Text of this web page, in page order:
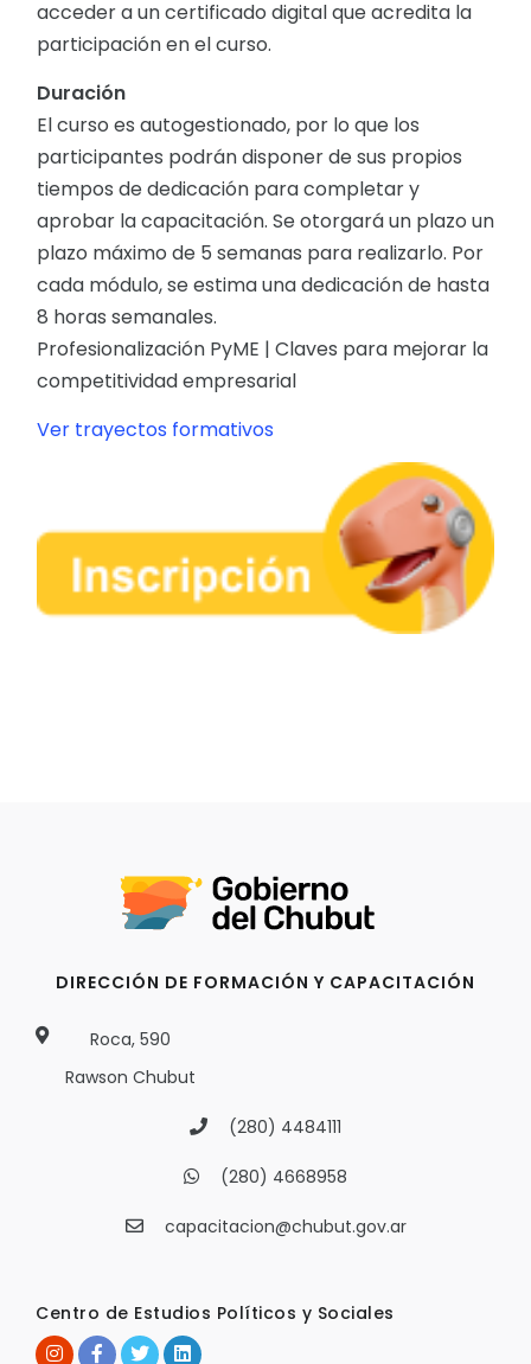
acceder a un certificado digital que acredita la
participación en el curso.
Duración
El curso es autogestionado, por lo que los
participantes podrán disponer de sus propios
tiempos de dedicación para completar y
aprobar la capacitación. Se otorgará un plazo un
plazo máximo de 5 semanas para realizarlo. Por
cada módulo, se estima una dedicación de hasta
8 horas semanales.
Profesionalización PyME | Claves para mejorar la
competitividad empresarial
Ver trayectos formativos
DIRECCIÓN DE FORMACIÓN Y CAPACITACIÓN
Roca, 590
Rawson Chubut
(280) 4484111
(280) 4668958
capacitacion@chubut.gov.ar
Centro de Estudios Políticos y Sociales